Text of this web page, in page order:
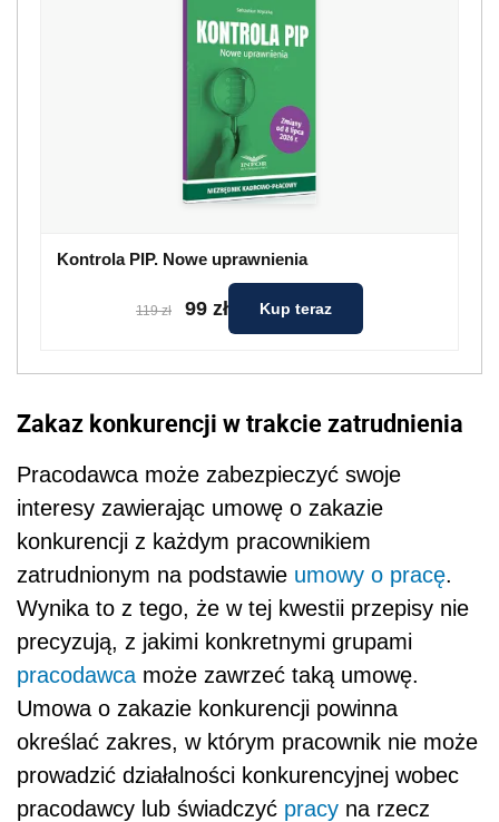
Kontrola PIP. Nowe uprawnienia
119 zł 99 zł Kup teraz
Zakaz konkurencji w trakcie zatrudnienia
Pracodawca może zabezpieczyć swoje
interesy zawierając umowę o zakazie
konkurencji z każdym pracownikiem
zatrudnionym na podstawie umowy o pracę.
Wynika to z tego, że w tej kwestii przepisy nie
precyzują, z jakimi konkretnymi grupami
pracodawcamoże zawrzeć taką umowę.
Umowa o zakazie konkurencji powinna
określać zakres, w którym pracownik nie może
prowadzić działalności konkurencyjnej wobec
pracodawcy lub świadczyć pracy na rzecz